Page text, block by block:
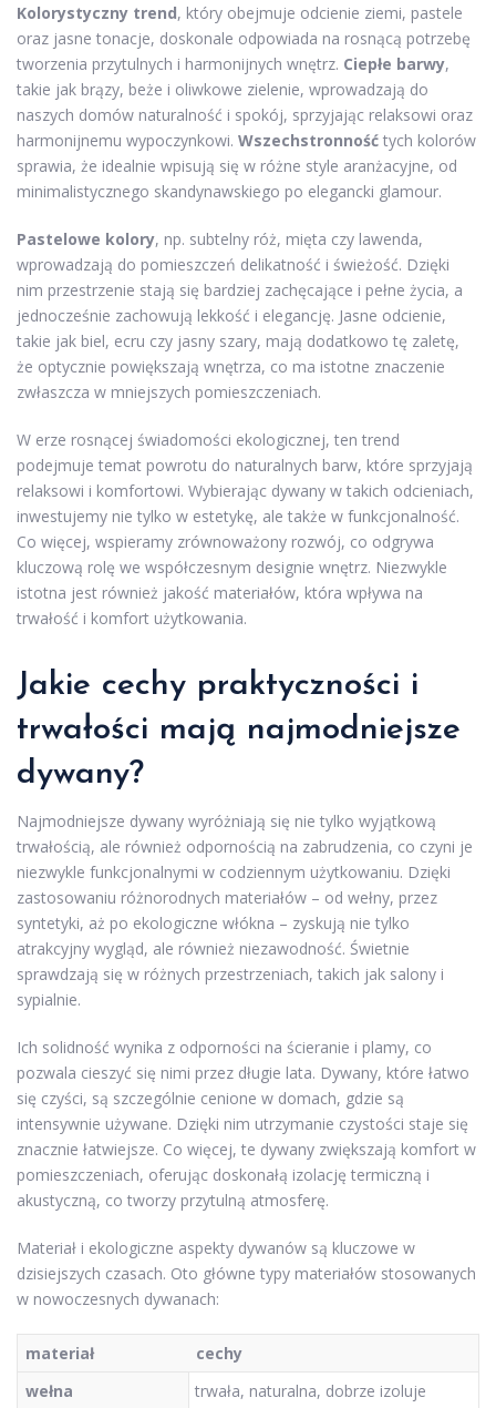
Kolorystyczny trend, który obejmuje odcienie ziemi, pastele
oraz jasne tonacje, doskonale odpowiada na rosnącą potrzebę
tworzenia przytulnych i harmonijnych wnętrz. Ciepłe barwy,
takie jak brązy, beże i oliwkowe zielenie, wprowadzają do
naszych domów naturalność i spokój, sprzyjając relaksowi oraz
harmonijnemu wypoczynkowi. Wszechstronność tych kolorów
sprawia, że idealnie wpisują się w różne style aranżacyjne, od
minimalistycznego skandynawskiego po elegancki glamour.
Pastelowe kolory, np. subtelny róż, mięta czy lawenda,
wprowadzają do pomieszczeń delikatność i świeżość. Dzięki
nim przestrzenie stają się bardziej zachęcające i pełne życia, a
jednocześnie zachowują lekkość i elegancję. Jasne odcienie,
takie jak biel, ecru czy jasny szary, mają dodatkowo tę zaletę,
że optycznie powiększają wnętrza, co ma istotne znaczenie
zwłaszcza w mniejszych pomieszczeniach.
W erze rosnącej świadomości ekologicznej, ten trend
podejmuje temat powrotu do naturalnych barw, które sprzyjają
relaksowi i komfortowi. Wybierając dywany w takich odcieniach,
inwestujemy nie tylko w estetykę, ale także w funkcjonalność.
Co więcej, wspieramy zrównoważony rozwój, co odgrywa
kluczową rolę we współczesnym designie wnętrz. Niezwykle
istotna jest również jakość materiałów, która wpływa na
trwałość i komfort użytkowania.
Jakie cechy praktyczności i
trwałości mają najmodniejsze
dywany?
Najmodniejsze dywany wyróżniają się nie tylko wyjątkową
trwałością, ale również odpornością na zabrudzenia, co czyni je
niezwykle funkcjonalnymi w codziennym użytkowaniu. Dzięki
zastosowaniu różnorodnych materiałów – od wełny, przez
syntetyki, aż po ekologiczne włókna – zyskują nie tylko
atrakcyjny wygląd, ale również niezawodność. Świetnie
sprawdzają się w różnych przestrzeniach, takich jak salony i
sypialnie.
Ich solidność wynika z odporności na ścieranie i plamy, co
pozwala cieszyć się nimi przez długie lata. Dywany, które łatwo
się czyści, są szczególnie cenione w domach, gdzie są
intensywnie używane. Dzięki nim utrzymanie czystości staje się
znacznie łatwiejsze. Co więcej, te dywany zwiększają komfort w
pomieszczeniach, oferując doskonałą izolację termiczną i
akustyczną, co tworzy przytulną atmosferę.
Materiał i ekologiczne aspekty dywanów są kluczowe w
dzisiejszych czasach. Oto główne typy materiałów stosowanych
w nowoczesnych dywanach:
materiał
cechy
wełna
trwała, naturalna, dobrze izoluje